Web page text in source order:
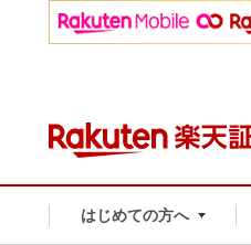
はじめての方へ